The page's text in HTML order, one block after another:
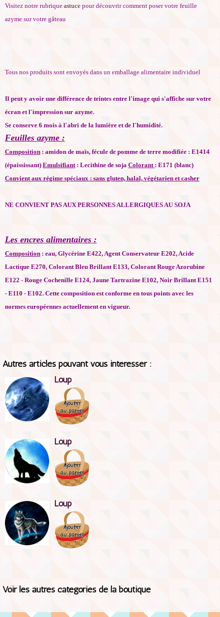
Visitez notre rubrique astuce pour découvrir comment poser votre feuille
azyme sur votre gâteau
Tous nos produits sont envoyés dans un emballage alimentaire individuel
Il peut y avoir une différence de teintes entre l'image qui s'affiche sur votre
écran et l'impression sur azyme.
Se conserve 6 mois à l'abri de la lumière et de l'humidité.
Feuilles azyme :
Composition : amidon de maïs, fécule de pomme de terre modifiée : E1414
(épaississant) Emulsifiant: Lecithine de soja Colorant : E171 (blanc)
Convient aux régime spéciaux : sans gluten, halal, végétarien et casher
NE CONVIENT PAS AUX PERSONNES ALLERGIQUES AU SOJA
Les encres alimentaires :
Composition : eau, Glycérine E422, Agent Conservateur E202, Acide
Lactique E270, Colorant Bleu Brillant E133, Colorant Rouge Azorubine
E122 - Rouge Cochenille E124, Jaune Tartrazine E102, Noir Brillant E151
- E110 - E102. Cette composition est conforme en tous points avec les
normes européennes actuellement en vigueur.
Autres articles pouvant vous intéresser :
Loup
Loup
Loup
Voir les autres catégories de la boutique